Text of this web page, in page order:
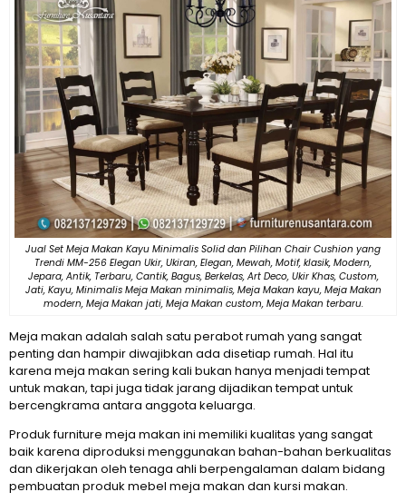
Jual Set Meja Makan Kayu Minimalis Solid dan Pilihan Chair Cushion yang
Trendi MM-256 Elegan Ukir, Ukiran, Elegan, Mewah, Motif, klasik, Modern,
Jepara, Antik, Terbaru, Cantik, Bagus, Berkelas, Art Deco, Ukir Khas, Custom,
Jati, Kayu, Minimalis Meja Makan minimalis, Meja Makan kayu, Meja Makan
modern, Meja Makan jati, Meja Makan custom, Meja Makan terbaru.
Meja makan adalah salah satu perabot rumah yang sangat
penting dan hampir diwajibkan ada disetiap rumah. Hal itu
karena meja makan sering kali bukan hanya menjadi tempat
untuk makan, tapi juga tidak jarang dijadikan tempat untuk
bercengkrama antara anggota keluarga.
Produk furniture meja makan ini memiliki kualitas yang sangat
baik karena diproduksi menggunakan bahan-bahan berkualitas
dan dikerjakan oleh tenaga ahli berpengalaman dalam bidang
pembuatan produk mebel meja makan dan kursi makan.